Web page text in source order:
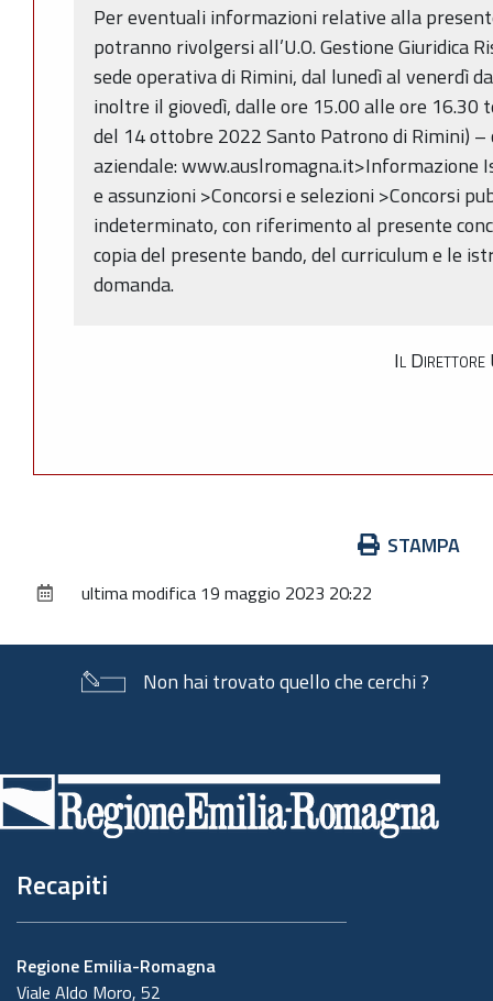
Per eventuali informazioni relative alla
potranno rivolgersi all’U.O. Gestione Giuridica
sede operativa di Rimini, dal lunedì al venerdì
inoltre il giovedì, dalle ore 15.00 alle ore 16.30
del 14 ottobre 2022 Santo Patrono di Rimini)
aziendale: www.auslromagna.it>Informazione
e assunzioni >Concorsi e selezioni >Concorsi
indeterminato, con riferimento al presente
copia del presente bando, del curriculum e le
domanda.
Il Direttore
documento
STAMPA
ultima modifica 19 maggio 2023 20:22
Non hai trovato quello che cerchi ?
di
pagina
Recapiti
Regione Emilia-Romagna
Viale Aldo Moro, 52